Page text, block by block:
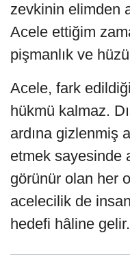
zevkinin elimden
Acele ettiğim
pişmanlık ve
Acele, fark
hükmü kalmaz.
ardına gizlenmiş
etmek sayesinde
görünür olan her
acelecilik de
hedefi hâline gelir.